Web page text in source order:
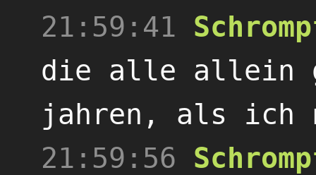
21:59:41
die alle allein
jahren, als ich
21:59:56